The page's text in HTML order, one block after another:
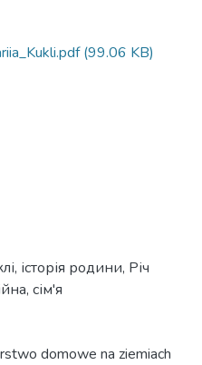
(99.06 KB)
, історія родини, Річ
, сім'я
domowe na ziemiach